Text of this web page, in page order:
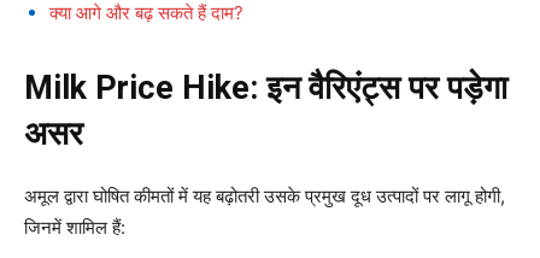
क्या आगे और बढ़ सकते हैं दाम?
Milk Price Hike: इन वैरिएंट्स पर पड़ेगा
असर
अमूल द्वारा घोषित कीमतों में यह बढ़ोतरी उसके प्रमुख दूध उत्पादों पर लागू होगी,
जिनमें शामिल हैं: